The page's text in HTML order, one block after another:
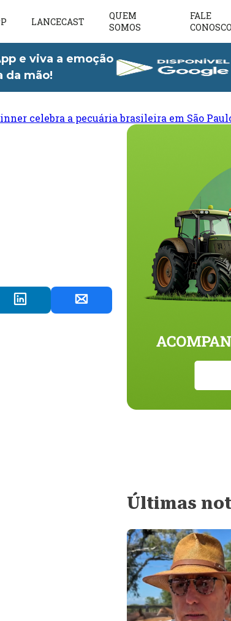
LANCECAST
QUEM
SOMOS
FALE
CONOSCO
e viva a emoção
da mão!
celebra a pecuária brasileira em São
Últimas